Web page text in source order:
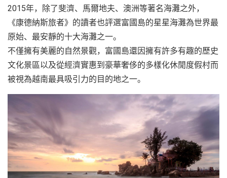
2015年，除了斐濟、馬爾地夫、澳洲等著名海灘之外，
《康德納斯旅者》的讀者也評選富國島的星星海灘為世界最
原始、最安靜的十大海灘之一。
不僅擁有美麗的自然景觀，富國島還因擁有許多有趣的歷史
文化景區以及從經濟實惠到豪華奢侈的多樣化休閒度假村而
被視為越南最具吸引力的目的地之一。